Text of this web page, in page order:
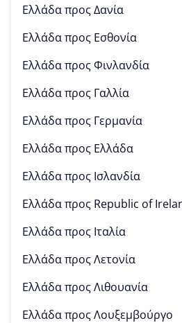
Ελλάδα προςΔανία
Ελλάδα προς Εσθονία
Ελλάδα προςΦινλανδία
Ελλάδα προς Γαλλία
Ελλάδα προς Γερμανία
Ελλάδα προς Ελλάδα
Ελλάδα προς Ισλανδία
Ελλάδα προς Republic of
Ελλάδα προς Ιταλία
Ελλάδα προςΛετονία
Ελλάδα προςΛιθουανία
Ελλάδα προςΛουξεμβούργο